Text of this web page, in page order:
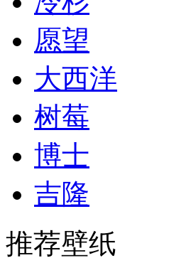
愿望
大西洋
树莓
博士
吉隆
推荐壁纸